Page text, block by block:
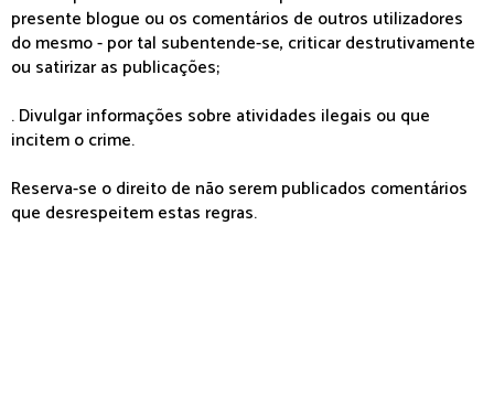
presente blogue ou os comentários de outros utilizadores
do mesmo - por tal subentende-se, criticar destrutivamente
ou satirizar as publicações;
. Divulgar informações sobre atividades ilegais ou que
incitem o crime.
Reserva-se o direito de não serem publicados comentários
que desrespeitem estas regras.